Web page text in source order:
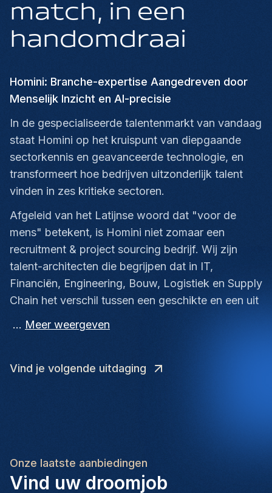
match, in een
handomdraai
Homini: Branche-expertise Aangedreven door
Menselijk Inzicht en AI-precisie
In de gespecialiseerde talentenmarkt van vandaag
staat Homini op het kruispunt van diepgaande
sectorkennis en geavanceerde technologie, en
transformeert hoe bedrijven uitzonderlijk talent
vinden in zes kritieke sectoren.
Afgeleid van het Latijnse woord dat "voor de
mens" betekent, is Homini niet zomaar een
recruitment & project sourcing bedrijf. Wij zijn
talent-architecten die begrijpen dat in IT,
Financiën, Engineering, Bouw, Logistiek en Supply
Chain het verschil tussen een geschikte en een uit
... Meer weergeven
Vind je volgende uitdaging
Onze laatste aanbiedingen
Vind uw droomjob